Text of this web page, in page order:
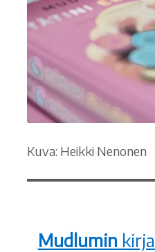
Kuva: Heikki Nenonen
Mudlumin kirja